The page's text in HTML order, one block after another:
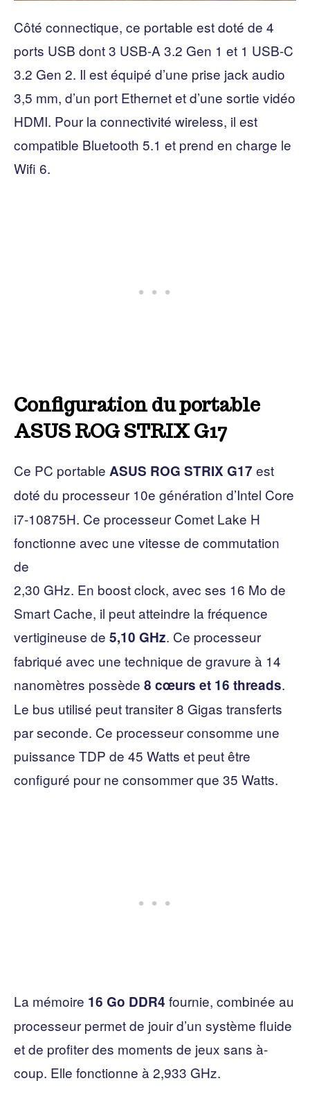
Côté connectique, ce portable est doté de 4
ports USB dont 3 USB-A 3.2 Gen 1 et 1 USB-C
3.2 Gen 2. Il est équipé d’une prise jack audio
3,5 mm, d’un port Ethernet et d’une sortie vidéo
HDMI. Pour la connectivité wireless, il est
compatible Bluetooth 5.1 et prend en charge le
Wifi 6.
Configuration du portable
ASUS ROG STRIX G17
Ce PC portable ASUS ROG STRIX G17 est
doté du processeur 10e génération d’Intel Core
i7-10875H. Ce processeur Comet Lake H
fonctionne avec une vitesse de commutation
de
2,30 GHz. En boost clock, avec ses 16 Mo de
Smart Cache, il peut atteindre la fréquence
vertigineuse de 5,10 GHz. Ce processeur
fabriqué avec une technique de gravure à 14
nanomètres possède 8 cœurs et 16 threads.
Le bus utilisé peut transiter 8 Gigas transferts
par seconde. Ce processeur consomme une
puissance TDP de 45 Watts et peut être
configuré pour ne consommer que 35 Watts.
La mémoire 16 Go DDR4 fournie, combinée au
processeur permet de jouir d’un système fluide
et de profiter des moments de jeux sans à-
coup. Elle fonctionne à 2,933 GHz.